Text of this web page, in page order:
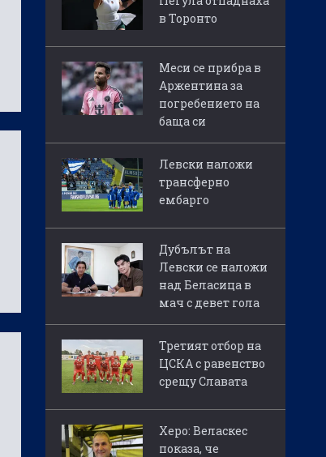
в Торонто
Меси се прибра в
Аржентина за
погребението на
баща си
Левски наложи
трансферно
ембарго
Дубълът на
Левски се наложи
над Беласица в
мач с девет гола
Третият отбор на
ЦСКА с равенство
срещу Славата
Херо: Веласкес
показа, че